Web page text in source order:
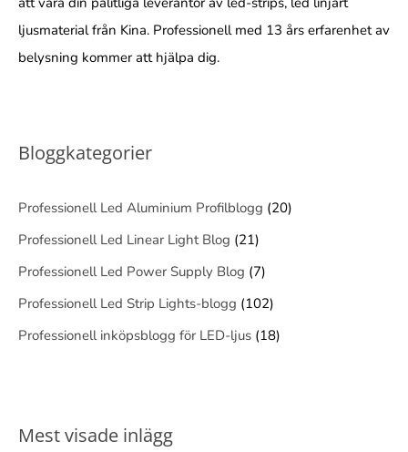
ljusmaterial från Kina. Professionell med 13 års erfarenhet av
belysning kommer att hjälpa dig.
Bloggkategorier
Professionell Led Aluminium Profilblogg (20)
Professionell Led Linear Light Blog (21)
Professionell Led Power Supply Blog (7)
Professionell Led Strip Lights-blogg (102)
Professionell inköpsblogg för LED-ljus (18)
Mest visade inlägg